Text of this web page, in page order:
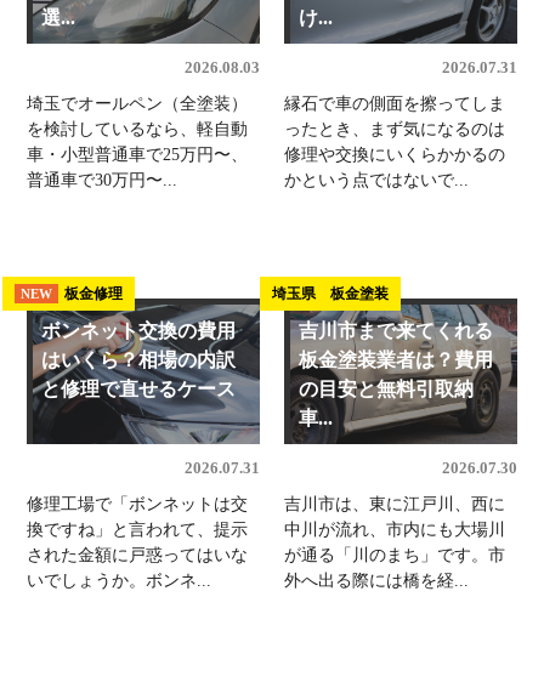
選...
2026.08.03
埼玉でオールペン（全塗装）
を検討しているなら、軽自動
車・小型普通車で25万円〜、
普通車で30万円〜...
け...
2026.07.31
縁石で車の側面を擦ってしま
ったとき、まず気になるのは
修理や交換にいくらかかるの
かという点ではないで...
NEW 板金修理
ボンネット交換の費用
はいくら？相場の内訳
と修理で直せるケース
2026.07.31
修理工場で「ボンネットは交
換ですね」と言われて、提示
された金額に戸惑ってはいな
いでしょうか。ボンネ...
埼玉県 板金塗装
吉川市まで来てくれる
板金塗装業者は？費用
の目安と無料引取納
車...
2026.07.30
吉川市は、東に江戸川、西に
中川が流れ、市内にも大場川
が通る「川のまち」です。市
外へ出る際には橋を経...